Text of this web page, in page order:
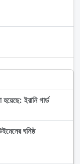
হয়েছে: ইরানি গার্ড
ঘনিষ্ঠ